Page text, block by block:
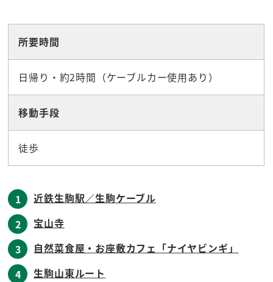
所要時間
日帰り・約2時間（ケーブルカー使用あり）
移動手段
徒歩
1
近鉄生駒駅／生駒ケーブル
2
宝山寺
3
自然菜食屋・お座敷カフェ「ナイヤビンギ」
4
生駒山東ルート